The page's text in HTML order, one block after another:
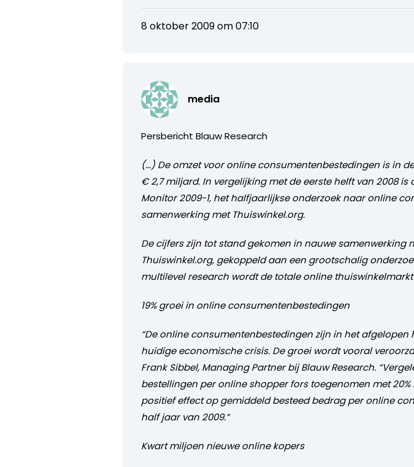
8 oktober 2009 om 07:10
media
Persbericht Blauw Research
(…) De omzet voor online consumentenbestedingen is in
€ 2,7 miljard. In vergelijking met de eerste helft van 2008
Monitor 2009-1, het halfjaarlijkse onderzoek naar online
samenwerking met Thuiswinkel.org.
De cijfers zijn tot stand gekomen in nauwe samenwerking
Thuiswinkel.org, gekoppeld aan een grootschalig
multilevel research wordt de totale online
19% groei in online consumentenbestedingen
“De online consumentenbestedingen zijn in het
huidige economische crisis. De groei wordt vooral
Frank Sibbel, Managing Partner bij Blauw Research.
bestellingen per online shopper fors toegenomen met
positief effect op gemiddeld besteed bedrag per online
half jaar van 2009.”
Kwart miljoen nieuwe online kopers